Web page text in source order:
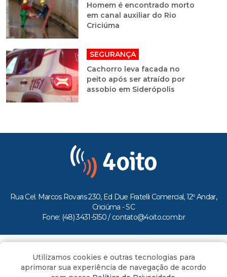
Homem é encontrado morto
em canal auxiliar do Rio
Criciúma
SEGURANÇA
Cachorro leva facada no
peito após ser atraído por
assobio em Siderópolis
Rua Cel. Marcos Rovaris 230, Ed Due Fratelli Comercial, 12º Andar,
Criciúma - SC
Fone: (48) 3431-5150 / contato@4oito.com.br
Todos os direitos reservados ao Portal 4oito
Utilizamos cookies e outras tecnologias para
aprimorar sua experiência de navegação de acordo